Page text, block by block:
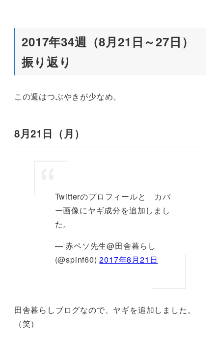
2017年34週（8月21日～27日）
振り返り
この週はつぶやきが少なめ。
8月21日（月）
Twitterのプロフィールと カバ
ー画像にヤギ成分を追加しまし
た。
— 赤ペソ先生@田舎暮らし
(@spinf60)2017年8月21日
田舎暮らしブログなので、ヤギを追加しました。
（笑）